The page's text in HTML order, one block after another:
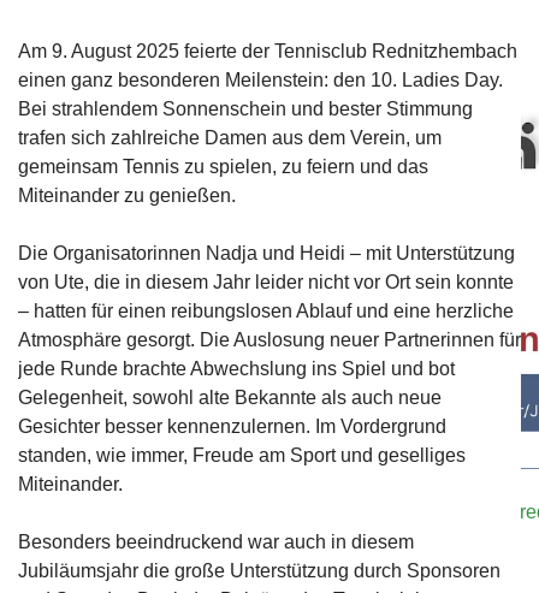
Bewegte Impression unseres Vereins. Mehr...
Bei Interesse oder falls ihr Trainer/innen kennt, meldet
sportwart@tennisclub-
Am 9. August 2025 feierte der Tennisclub Rednitzhembach
einen ganz besonderen Meilenstein: den 10. Ladies Day.
Bei strahlendem Sonnenschein und bester Stimmung
trafen sich zahlreiche Damen aus dem Verein, um
gemeinsam Tennis zu spielen, zu feiern und das
Miteinander zu genießen.
Die Organisatorinnen Nadja und Heidi – mit Unterstützung
von Ute, die in diesem Jahr leider nicht vor Ort sein konnte
– hatten für einen reibungslosen Ablauf und eine herzliche
Atmosphäre gesorgt. Die Auslosung neuer Partnerinnen für
jede Runde brachte Abwechslung ins Spiel und bot
Gelegenheit, sowohl alte Bekannte als auch neue
Gesichter besser kennenzulernen. Im Vordergrund
standen, wie immer, Freude am Sport und geselliges
Miteinander.
Besonders beeindruckend war auch in diesem
Jubiläumsjahr die große Unterstützung durch Sponsoren